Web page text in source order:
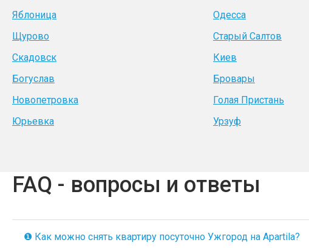
Яблоница
Одесса
Щурово
Старый Салтов
Скадовск
Киев
Богуслав
Бровары
Новопетровка
Голая Пристань
Юрьевка
Урзуф
FAQ - вопросы и ответы
❶ Как можно снять квартиру посуточно Ужгород на Apartila?